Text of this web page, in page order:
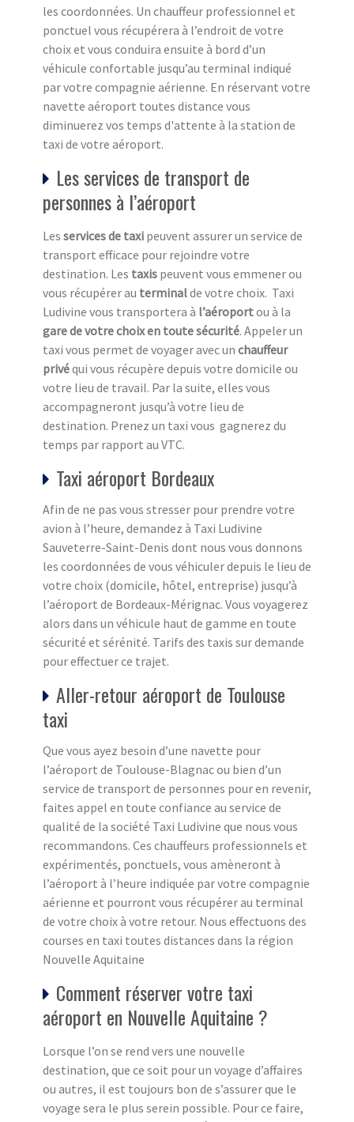
les coordonnées. Un chauffeur professionnel et
ponctuel vous récupérera à l’endroit de votre
choix et vous conduira ensuite à bord d’un
véhicule confortable jusqu’au terminal indiqué
par votre compagnie aérienne. En réservant votre
navette aéroport toutes distance vous
diminuerez vos temps d'attente à la station de
taxi de votre aéroport.
Les services de transport de
personnes à l’aéroport
Les services de taxi peuvent assurer un service de
transport efficace pour rejoindre votre
destination. Les taxis peuvent vous emmener ou
vous récupérer au terminalde votre choix. Taxi
Ludivine vous transportera à l’aéroportou à la
gare de votre choix en toute sécurité. Appeler un
taxi vous permet de voyager avec un chauffeur
privéqui vous récupère depuis votre domicile ou
votre lieu de travail. Par la suite, elles vous
accompagneront jusqu’à votre lieu de
destination. Prenez un taxi vous gagnerez du
temps par rapport au VTC.
Taxi aéroport Bordeaux
Afin de ne pas vous stresser pour prendre votre
avion à l’heure, demandez à Taxi Ludivine
Sauveterre-Saint-Denis dont nous vous donnons
les coordonnées de vous véhiculer depuis le lieu de
votre choix (domicile, hôtel, entreprise) jusqu’à
l’aéroport de Bordeaux-Mérignac. Vous voyagerez
alors dans un véhicule haut de gamme en toute
sécurité et sérénité. Tarifs des taxis sur demande
pour effectuer ce trajet.
Aller-retour aéroport de Toulouse
taxi
Que vous ayez besoin d’une navette pour
l’aéroport de Toulouse-Blagnac ou bien d’un
service de transport de personnes pour en revenir,
faites appel en toute confiance au service de
qualité de la société Taxi Ludivine que nous vous
recommandons. Ces chauffeurs professionnels et
expérimentés, ponctuels, vous amèneront à
l’aéroport à l’heure indiquée par votre compagnie
aérienne et pourront vous récupérer au terminal
de votre choix à votre retour. Nous effectuons des
courses en taxi toutes distances dans la région
Nouvelle Aquitaine
Comment réserver votre taxi
aéroport en Nouvelle Aquitaine ?
Lorsque l’on se rend vers une nouvelle
destination, que ce soit pour un voyage d’affaires
ou autres, il est toujours bon de s’assurer que le
voyage sera le plus serein possible. Pour ce faire,